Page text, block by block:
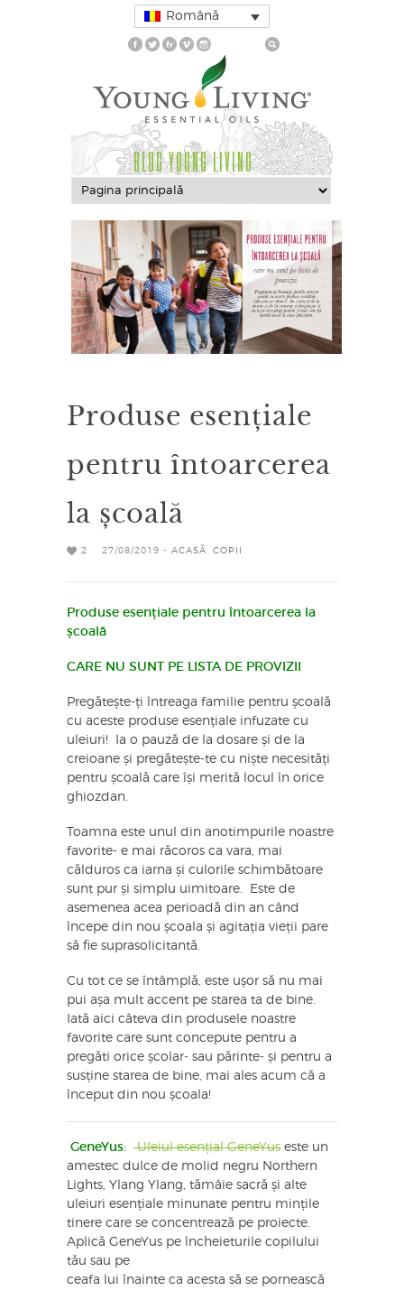
Română
BLOG YOUNG LIVING
Produse esențiale
pentru întoarcerea
la școală
2 27/08/2019 - ACASĂ COPII
Produse esențiale pentru întoarcerea la
școală
CARE NU SUNT PE LISTA DE PROVIZII
Pregătește-ți întreaga familie pentru școală
cu aceste produse esențiale infuzate cu
uleiuri! Ia o pauză de la dosare și de la
creioane și pregătește-te cu niște necesități
pentru școală care își merită locul în orice
ghiozdan.
Toamna este unul din anotimpurile noastre
favorite- e mai răcoros ca vara, mai
călduros ca iarna și culorile schimbătoare
sunt pur și simplu uimitoare. Este de
asemenea acea perioadă din an când
începe din nou școala și agitația vieții pare
să fie suprasolicitantă.
Cu tot ce se întâmplă, este ușor să nu mai
pui așa mult accent pe starea ta de bine.
Iată aici câteva din produsele noastre
favorite care sunt concepute pentru a
pregăti orice școlar- sau părinte- și pentru a
susține starea de bine, mai ales acum că a
început din nou școala!
GeneYus: Uleiul esențial GeneYus este un
amestec dulce de molid negru Northern
Lights, Ylang Ylang, tămâie sacră și alte
uleiuri esențiale minunate pentru mințile
tinere care se concentrează pe proiecte.
Aplică GeneYus pe încheieturile copilului
tău sau pe
ceafa lui înainte ca acesta să se pornească